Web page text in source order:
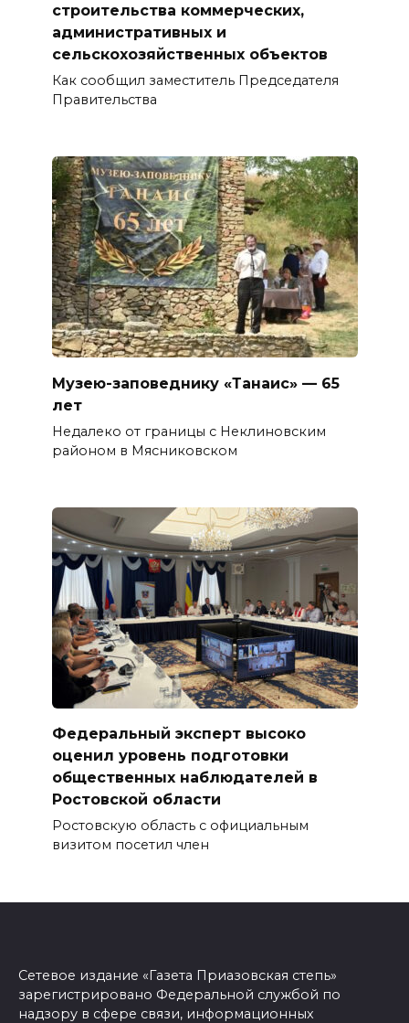
строительства коммерческих,
административных и
сельскохозяйственных объектов
Как сообщил заместитель Председателя
Правительства
Музею-заповеднику «Танаис» — 65
лет
Недалеко от границы с Неклиновским
районом в Мясниковском
Федеральный эксперт высоко
оценил уровень подготовки
общественных наблюдателей в
Ростовской области
Ростовскую область с официальным
визитом посетил член
Сетевое издание «Газета Приазовская степь»
зарегистрировано Федеральной службой по
надзору в сфере связи, информационных